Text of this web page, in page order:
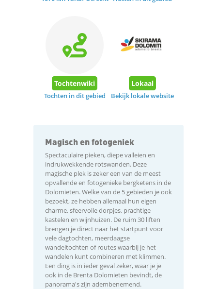
Tochtenwiki
Tochten in dit gebied
Lokaal
Bekijk lokale website
Magisch en fotogeniek
Spectaculaire pieken, diepe valleien en
indrukwekkende rotswanden. Deze
magische plek is zeker een van de meest
opvallende en fotogenieke bergketens in de
Dolomieten. Welke van de 5 gebieden je ook
bezoekt, ze hebben allemaal hun eigen
charme, sfeervolle dorpjes, prachtige
kastelen en wijnhuizen. De ruim 30 liften
brengen je direct naar het startpunt voor
vele dagtochten, meerdaagse
wandeltochten of routes waarbij je het
wandelen kunt combineren met klimmen.
Een ding is in ieder geval zeker, waar je je
ook in de Brenta Dolomieten bevindt, de
panorama's zijn adembenemend.